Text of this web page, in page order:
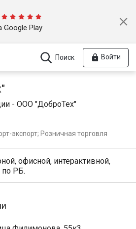
Google Play
Поиск Войти
экспорт; Розничная торговля
офисной, интерактивной,
по РБ.